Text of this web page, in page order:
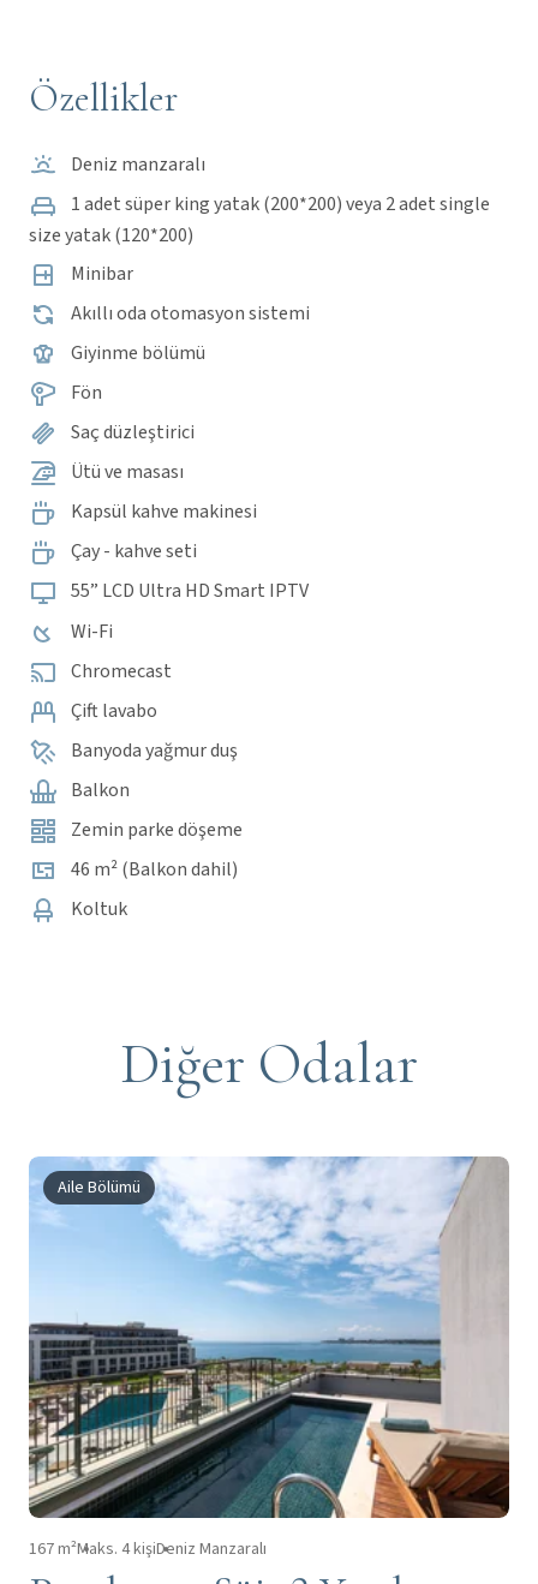
Özellikler
Deniz manzaralı
1 adet süper king yatak (200*200) veya 2 adet single
size yatak (120*200)
Minibar
Akıllı oda otomasyon sistemi
Giyinme bölümü
Fön
Saç düzleştirici
Ütü ve masası
Kapsül kahve makinesi
Çay - kahve seti
55” LCD Ultra HD Smart IPTV
Wi-Fi
Chromecast
Çift lavabo
Banyoda yağmur duş
Balkon
Zemin parke döşeme
46 m² (Balkon dahil)
Koltuk
Diğer Odalar
Aile Bölümü
167 m²Maks. 4 kişiDeniz Manzaralı